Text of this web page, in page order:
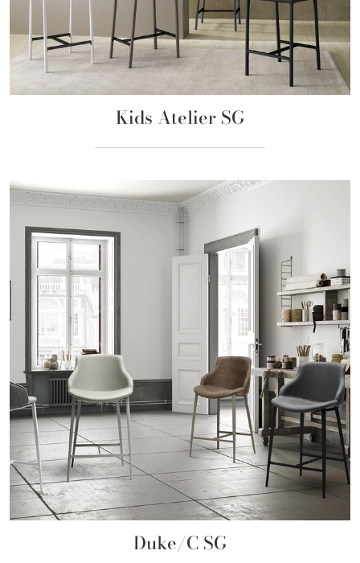
Kids Atelier SG
Duke/C SG